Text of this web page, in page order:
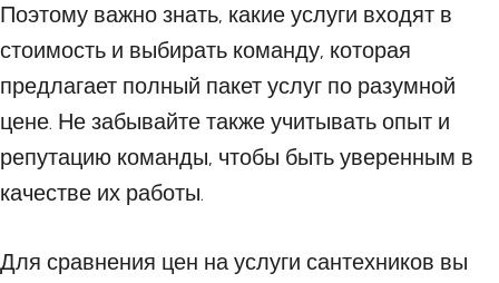
Поэтому важно знать, какие услуги входят в
стоимость и выбирать команду, которая
предлагает полный пакет услуг по разумной
цене. Не забывайте также учитывать опыт и
репутацию команды, чтобы быть уверенным в
качестве их работы.
Для сравнения цен на услуги сантехников вы